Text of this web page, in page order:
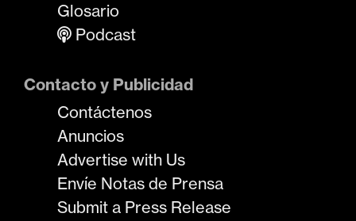
Glosario
Podcast
Contacto y Publicidad
Contáctenos
Anuncios
Advertise with Us
Envíe Notas de Prensa
Submit a Press Release